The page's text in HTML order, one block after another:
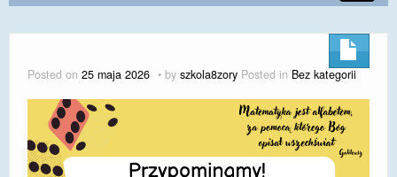
KONTAKT
DLA RODZICÓW I UCZNIÓW
DLA PRACOWNIKÓW
Posted on 25 maja 2026 by szkola8zory Posted in Bez kategorii